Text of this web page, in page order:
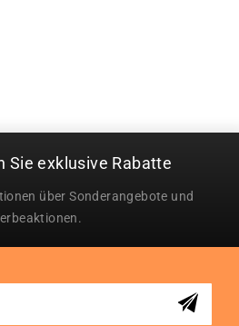
Sie exklusive Rabatte
über Sonderangebote und